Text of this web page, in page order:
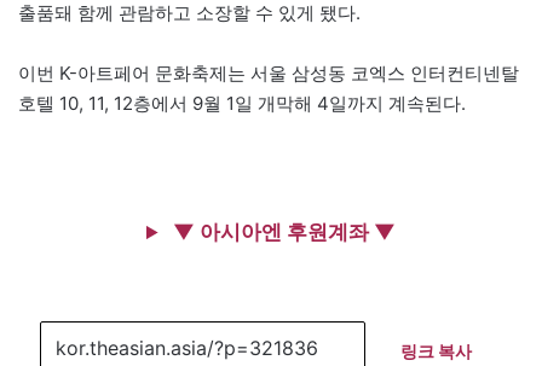
출품돼 함께 관람하고 소장할 수 있게 됐다.
이번 K-아트페어 문화축제는 서울 삼성동 코엑스 인터컨티넨탈
호텔 10, 11, 12층에서 9월 1일 개막해 4일까지 계속된다.
▼ 아시아엔 후원계좌 ▼
링크 복사